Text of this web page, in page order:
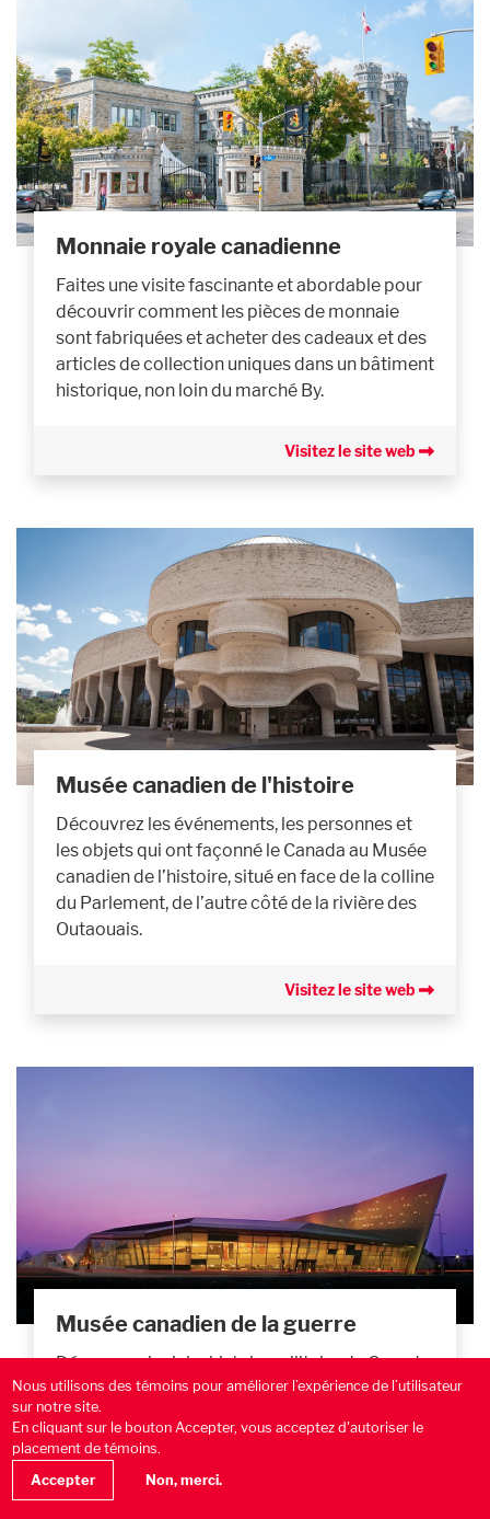
Nous utilisons des témoins pour améliorer l’expérience de l’utilisateur
sur notre site.
En cliquant sur le bouton Accepter, vous acceptez d'autoriser le
placement de témoins.
Accepter
Non, merci.
Monnaie royale canadienne
Faites une visite fascinante et abordable pour
découvrir comment les pièces de monnaie
sont fabriquées et acheter des cadeaux et des
articles de collection uniques dans un bâtiment
historique, non loin du marché By.
Visitez le site web
Musée canadien de l'histoire
Découvrez les événements, les personnes et
les objets qui ont façonné le Canada au Musée
canadien de l’histoire, situé en face de la colline
du Parlement, de l’autre côté de la rivière des
Outaouais.
Visitez le site web
Musée canadien de la guerre
Découvrez la riche histoire militaire du Canada
au Musée canadien de la guerre d’Ottawa
grâce à des artefacts, des histoires
personnelles, des œuvres d’art, des photos et